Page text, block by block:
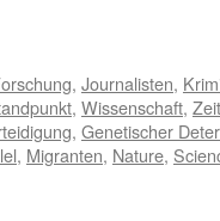
, Journalisten,
, Wissenschaft,
, Genetischer
, Migranten, Nature,